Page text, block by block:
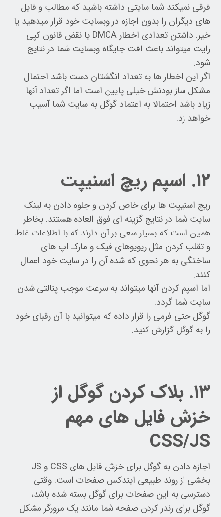
فرقی نمیکند شما سایتی داشته باشید که مطالب و فایل
های دیگران را بدون اجازه در وبسایت خود قرار میدهید یا
خیر. داشتن تعدادی اخطار DMCA یا نقض قانون کپی
رایت میتواند باعث افت جایگاه وبسایت شما در نتایج
شود.
اگر این اخطار ها به تعداد انگشتان دست باشد احتمال
مشکل ساز بودنش خیلی پایین است اما اگر تعداد آنها
زیاد باشد احتمالا به اعتماد گوگل به سایت شما آسیب
خواهد زد.
۱۲. اسپم ریچ اسنیپت
ریچ اسنیپت ها برای خاص کردن و جلوه دادن به لینک
سایت شما در نتایج گزینه ای فوق العاده هستند. بخاطر
همین است که بسیار سعی بر آن دارند که با اطلاعات غلط
و تقلب کردن مثل ریویوهای فیک و مارکـ اپ های
ساختگی به هر نحوی که شده آن را در سایت خود اعمال
کنند.
اما اسپم کردن آنها میتواند به سرعت موجب پنالتی شدن
سایت شما گردد.
گوگل حتی فرمی را قرار داده که میتوانید با آن رقبای خود
را به گوگل گزارش کنید.
۱۳. بلاک کردن گوگل از
خزش فایل های مهم
CSS/JS
اجازه دادن به گوگل برای خزش فایل های CSS و JS
بخشی از روند طبیعی ایندکس صفحات است. وقتی
دسترسی به این صفحات برای گوگل بسته شده باشد،
گوگل برای رندر کردن صفحه شما مانند یک مرورگر مشکل